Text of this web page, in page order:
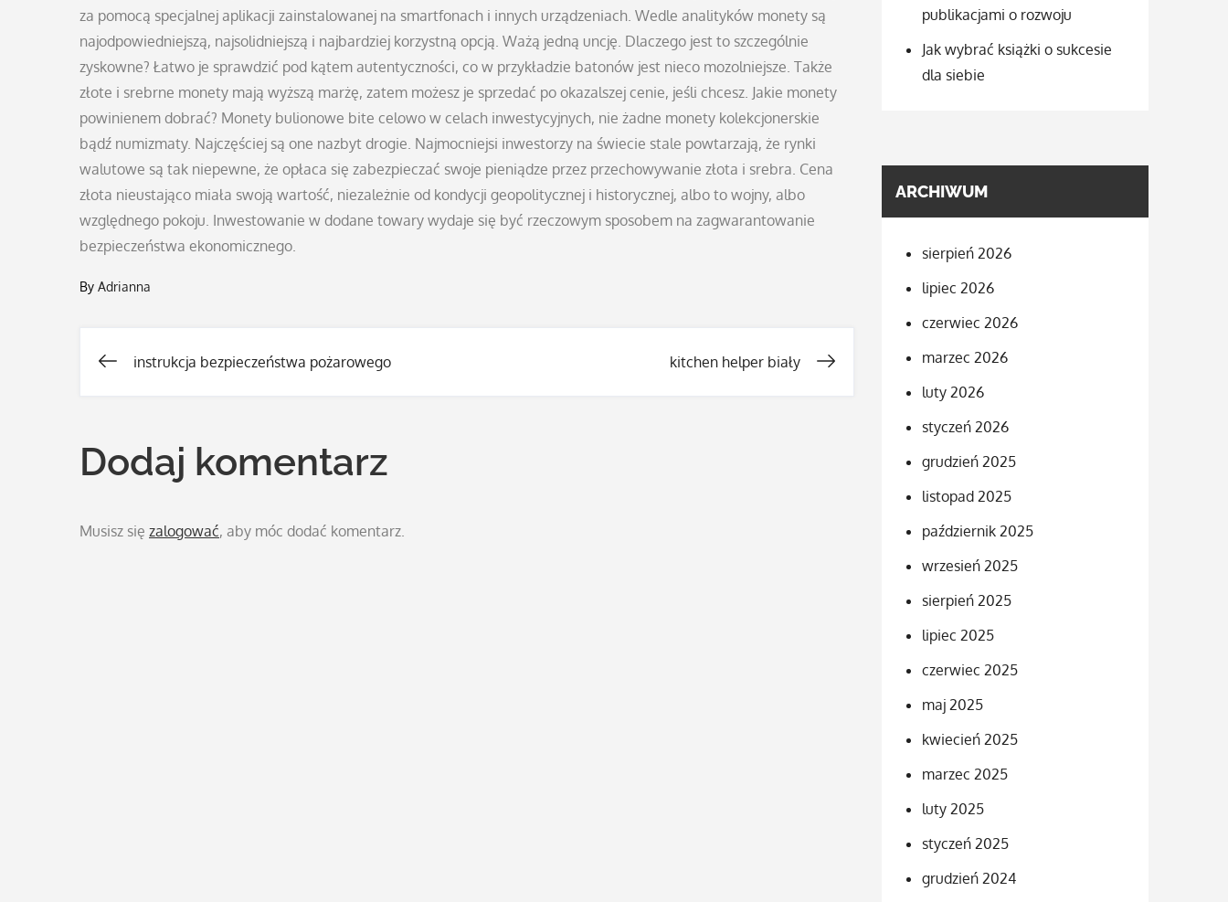
za pomocą specjalnej aplikacji zainstalowanej na smartfonach i innych urządzeniach. Wedle analityków monety są
najodpowiedniejszą, najsolidniejszą i najbardziej korzystną opcją. Ważą jedną uncję. Dlaczego jest to szczególnie
zyskowne? Łatwo je sprawdzić pod kątem autentyczności, co w przykładzie batonów jest nieco mozolniejsze. Także
złote i srebrne monety mają wyższą marżę, zatem możesz je sprzedać po okazalszej cenie, jeśli chcesz. Jakie monety
powinienem dobrać? Monety bulionowe bite celowo w celach inwestycyjnych, nie żadne monety kolekcjonerskie
bądź numizmaty. Najczęściej są one nazbyt drogie. Najmocniejsi inwestorzy na świecie stale powtarzają, że rynki
walutowe są tak niepewne, że opłaca się zabezpieczać swoje pieniądze przez przechowywanie złota i srebra. Cena
złota nieustająco miała swoją wartość, niezależnie od kondycji geopolitycznej i historycznej, albo to wojny, albo
względnego pokoju. Inwestowanie w dodane towary wydaje się być rzeczowym sposobem na zagwarantowanie
bezpieczeństwa ekonomicznego.
By Adrianna
Nawigacja
instrukcja bezpieczeństwa pożarowego kitchen helper biały
Dodaj komentarz
Musisz się zalogować, aby móc dodać komentarz.
publikacjami o rozwoju
Jak wybrać książki o sukcesie
dla siebie
ARCHIWUM
sierpień 2026
lipiec 2026
czerwiec 2026
marzec 2026
luty 2026
styczeń 2026
grudzień 2025
listopad 2025
październik 2025
wrzesień 2025
sierpień 2025
lipiec 2025
czerwiec 2025
maj 2025
kwiecień 2025
marzec 2025
luty 2025
styczeń 2025
grudzień 2024